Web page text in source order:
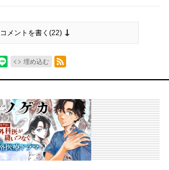
コメントを書く(22)
埋め込む
RSSフィード